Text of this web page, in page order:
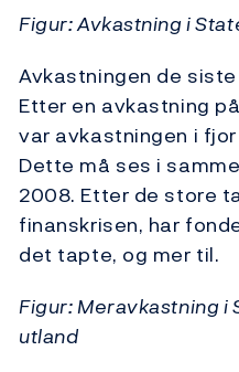
Figur: Avkastning i
Avkastningen de
Etter en avkastning
var avkastningen i
Dette må ses i
2008. Etter de store
finanskrisen, har
det tapte, og mer til.
Figur: Meravkastning
utland